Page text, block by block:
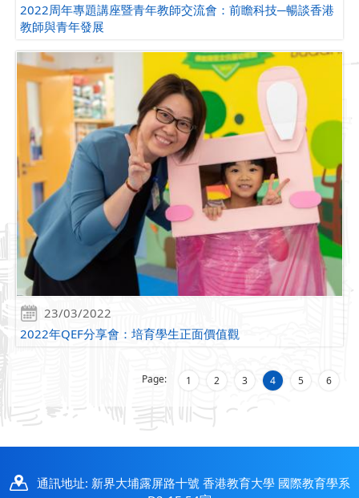
2022周年專題講座暨青年教師交流會：前瞻科技─暢談香港
教師與青年發展
23/03/2022
2022年QEF分享會：培育學生正面價值觀
Page: 1 2 3 4 5 6
通訊地址: 新界大埔露屏路十號 香港教育大學 國際教育學系